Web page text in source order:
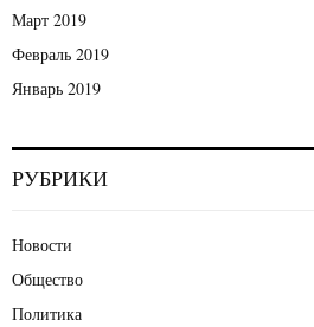
Март 2019
Февраль 2019
Январь 2019
РУБРИКИ
Новости
Общество
Политика